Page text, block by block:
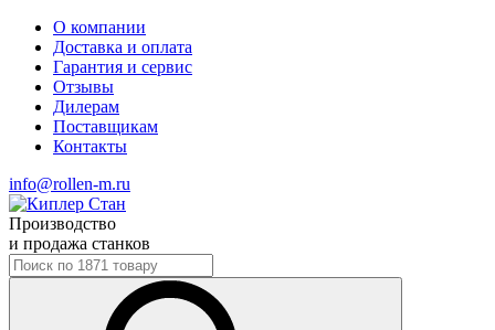
О компании
Доставка и оплата
Гарантия и сервис
Отзывы
Дилерам
Поставщикам
Контакты
info@rollen-m.ru
Производство
и продажа станков